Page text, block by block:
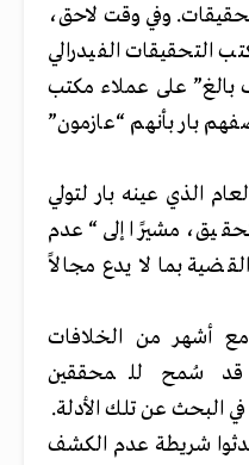
وفي وقت لاحق،
التحقيقات الفيدرالي
بالغ” على عملاء مكتب
بار بأنهم “عازمون”
العام الذي عينه بار لتولي
مشيرًا إلى “عدم
بما لا يدع مجالاً
أشهر من الخلافات
قد سُمح للمحققين
في البحث عن تلك الأدلة.
شريطة عدم الكشف